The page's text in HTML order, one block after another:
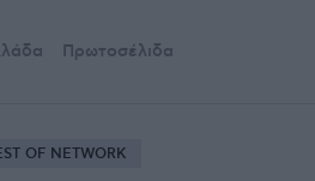
Πρωτοσέλιδα
OF NETWORK